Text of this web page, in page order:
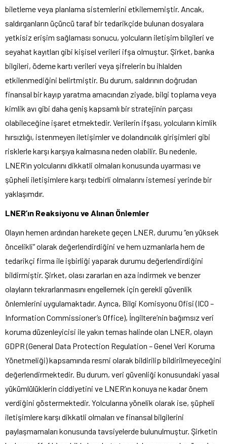
biletleme veya planlama sistemlerini etkilememiştir. Ancak,
saldırganların üçüncü taraf bir tedarikçide bulunan dosyalara
yetkisiz erişim sağlaması sonucu, yolcuların iletişim bilgileri ve
seyahat kayıtları gibi kişisel verileri ifşa olmuştur. Şirket, banka
bilgileri, ödeme kartı verileri veya şifrelerin bu ihlalden
etkilenmediğini belirtmiştir. Bu durum, saldırının doğrudan
finansal bir kayıp yaratma amacından ziyade, bilgi toplama veya
kimlik avı gibi daha geniş kapsamlı bir stratejinin parçası
olabileceğine işaret etmektedir. Verilerin ifşası, yolcuların kimlik
hırsızlığı, istenmeyen iletişimler ve dolandırıcılık girişimleri gibi
risklerle karşı karşıya kalmasına neden olabilir. Bu nedenle,
LNER’ın yolcularını dikkatli olmaları konusunda uyarması ve
şüpheli iletişimlere karşı tedbirli olmalarını istemesi yerinde bir
yaklaşımdır.
LNER’ın Reaksiyonu ve Alınan Önlemler
Olayın hemen ardından harekete geçen LNER, durumu “en yüksek
öncelikli” olarak değerlendirdiğini ve hem uzmanlarla hem de
tedarikçi firma ile işbirliği yaparak durumu değerlendirdiğini
bildirmiştir. Şirket, olası zararları en aza indirmek ve benzer
olayların tekrarlanmasını engellemek için gerekli güvenlik
önlemlerini uygulamaktadır. Ayrıca, Bilgi Komisyonu Ofisi (ICO –
Information Commissioner’s Office), İngiltere’nin bağımsız veri
koruma düzenleyicisi ile yakın temas halinde olan LNER, olayın
GDPR (General Data Protection Regulation – Genel Veri Koruma
Yönetmeliği) kapsamında resmi olarak bildirilip bildirilmeyeceğini
değerlendirmektedir. Bu durum, veri güvenliği konusundaki yasal
yükümlülüklerin ciddiyetini ve LNER’ın konuya ne kadar önem
verdiğini göstermektedir. Yolcularına yönelik olarak ise, şüpheli
iletişimlere karşı dikkatli olmaları ve finansal bilgilerini
paylaşmamaları konusunda tavsiyelerde bulunulmuştur. Şirketin